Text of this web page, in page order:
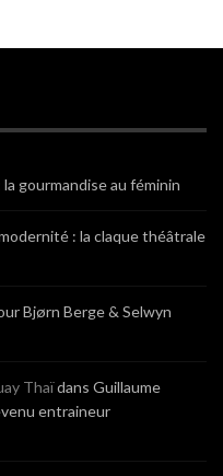
gourmandise au féminin
: la claque théâtrale
Bjørn Berge & Selwyn
Thaïdans Guillaume
entraineur